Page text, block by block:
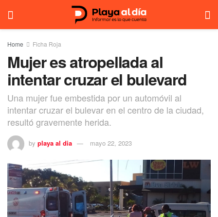
Home Ficha Roja
Mujer es atropellada al
intentar cruzar el bulevard
Una mujer fue embestida por un automóvil al
intentar cruzar el bulevar en el centro de la ciudad,
resultó gravemente herida.
by playa al dia mayo 22, 2023